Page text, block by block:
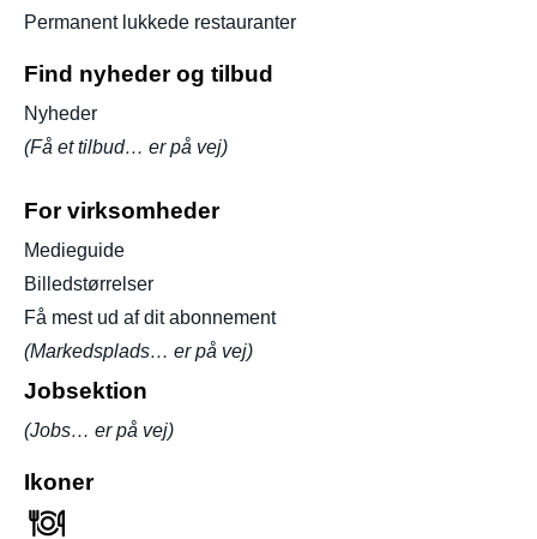
Permanent lukkede restauranter
Find nyheder og tilbud
Nyheder
(Få et tilbud… er på vej)
For virksomheder
Medieguide
Billedstørrelser
Få mest ud af dit abonnement
(Markedsplads… er på vej)
Jobsektion
(Jobs… er på vej)
Ikoner